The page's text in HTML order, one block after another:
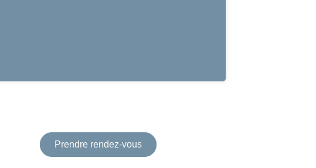
Prendre rendez-vous